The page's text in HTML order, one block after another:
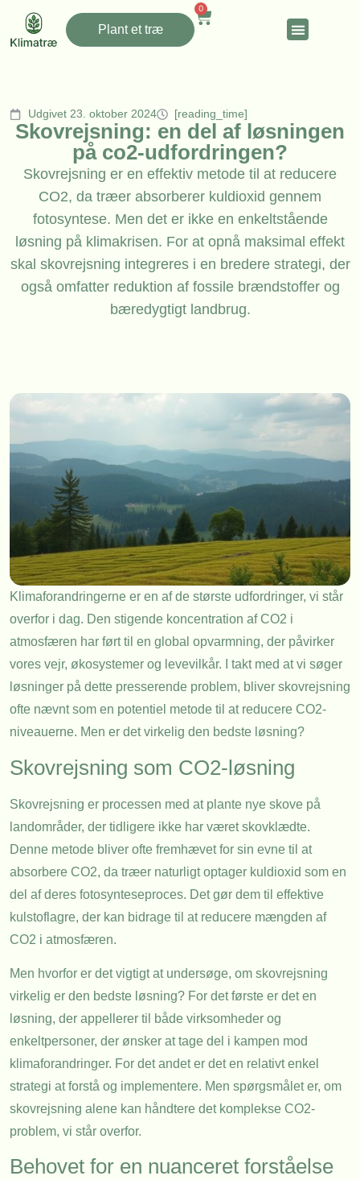
Plant et træ
0
Udgivet 23. oktober 2024 [reading_time]
Skovrejsning: en del af løsningen
på co2-udfordringen?
Skovrejsning er en effektiv metode til at reducere
CO2, da træer absorberer kuldioxid gennem
fotosyntese. Men det er ikke en enkeltstående
løsning på klimakrisen. For at opnå maksimal effekt
skal skovrejsning integreres i en bredere strategi, der
også omfatter reduktion af fossile brændstoffer og
bæredygtigt landbrug.
Klimaforandringerne er en af de største udfordringer, vi står
overfor i dag. Den stigende koncentration af CO2 i
atmosfæren har ført til en global opvarmning, der påvirker
vores vejr, økosystemer og levevilkår. I takt med at vi søger
løsninger på dette presserende problem, bliver skovrejsning
ofte nævnt som en potentiel metode til at reducere CO2-
niveauerne. Men er det virkelig den bedste løsning?
Skovrejsning som CO2-løsning
Skovrejsning er processen med at plante nye skove på
landområder, der tidligere ikke har været skovklædte.
Denne metode bliver ofte fremhævet for sin evne til at
absorbere CO2, da træer naturligt optager kuldioxid som en
del af deres fotosynteseproces. Det gør dem til effektive
kulstoflagre, der kan bidrage til at reducere mængden af
CO2 i atmosfæren.
Men hvorfor er det vigtigt at undersøge, om skovrejsning
virkelig er den bedste løsning? For det første er det en
løsning, der appellerer til både virksomheder og
enkeltpersoner, der ønsker at tage del i kampen mod
klimaforandringer. For det andet er det en relativt enkel
strategi at forstå og implementere. Men spørgsmålet er, om
skovrejsning alene kan håndtere det komplekse CO2-
problem, vi står overfor.
Behovet for en nuanceret forståelse